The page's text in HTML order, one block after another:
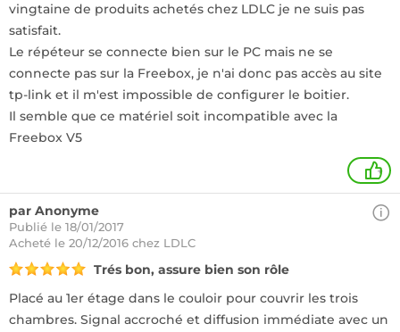
vingtaine de produits achetés chez LDLC je ne suis pas
satisfait.
Le répéteur se connecte bien sur le PC mais ne se
connecte pas sur la Freebox, je n'ai donc pas accès au site
tp-link et il m'est impossible de configurer le boitier.
Il semble que ce matériel soit incompatible avec la
Freebox V5
+
par Anonyme
Publié le 18/01/2017
Acheté le 20/12/2016 chez LDLC
Trés bon, assure bien son rôle
Placé au 1er étage dans le couloir pour couvrir les trois
chambres. Signal accroché et diffusion immédiate avec un